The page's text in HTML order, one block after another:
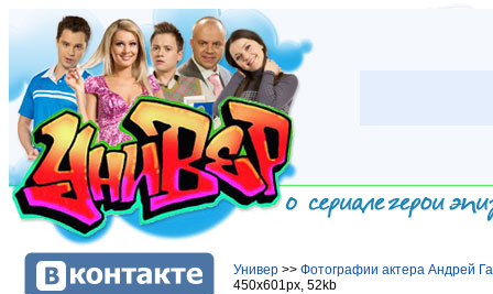
Универ >> Фотографии актера Андрей
450x601px, 52kb